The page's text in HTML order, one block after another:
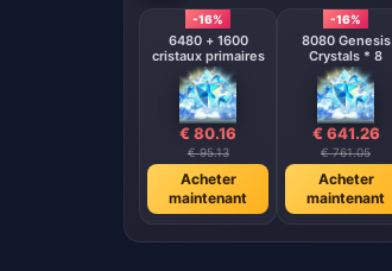
-16%
6480 + 1600
cristaux primaires
€ 80.16
€ 95.13
Acheter
maintenant
-16%
8080 Genesis
Crystals * 8
€ 641.26
€ 761.05
Acheter
maintenant